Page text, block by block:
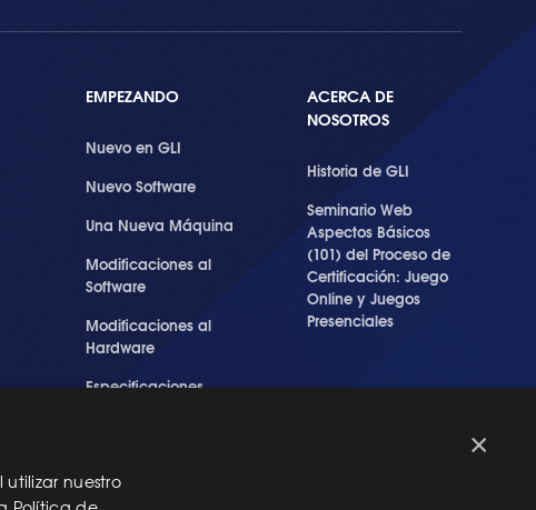
EMPEZANDO
Nuevo en GLI
Nuevo Software
Una Nueva Máquina
Modificaciones al
Software
Modificaciones al
Hardware
Especificaciones
ACERCA DE
NOSOTROS
Historia de GLI
Seminario Web
Aspectos Básicos
(101) del Proceso de
Certificación: Juego
Online y Juegos
Presenciales
×
nuestro